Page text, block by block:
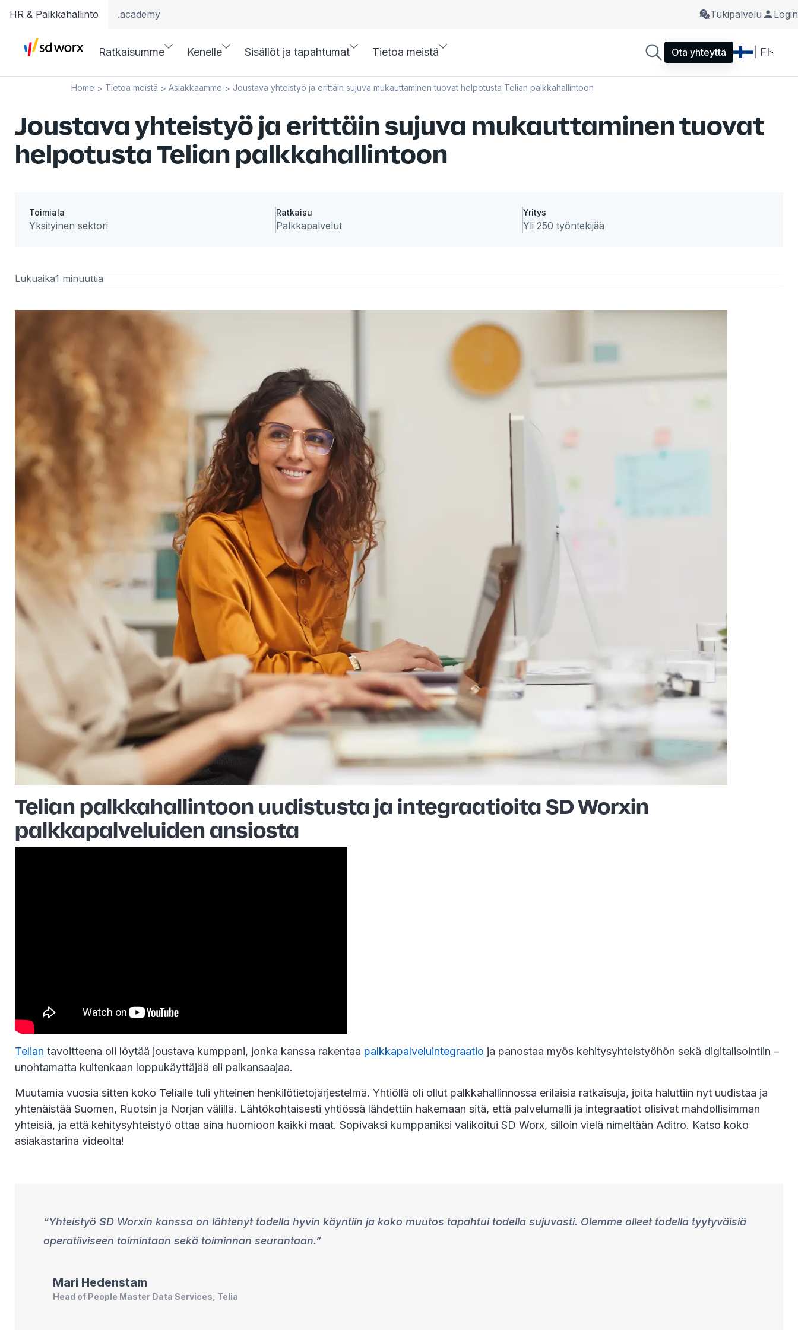
HR & Palkkahallinto .academy Tukipalvelu Login
Ratkaisumme Kenelle Sisällöt ja tapahtumat Tietoa meistä Ota yhteyttä | FI
Home > Tietoa meistä > Asiakkaamme > Joustava yhteistyö ja erittäin sujuva mukauttaminen tuovat helpotusta Telian palkkahallintoon
Joustava yhteistyö ja erittäin sujuva mukauttaminen tuovat
helpotusta Telian palkkahallintoon
Toimiala
Yksityinen sektori
Ratkaisu
Palkkapalvelut
Yritys
Yli 250 työntekijää
Lukuaika1 minuuttia
Telian palkkahallintoon uudistusta ja integraatioita SD Worxin
palkkapalveluiden ansiosta
Telian tavoitteena oli löytää joustava kumppani, jonka kanssa rakentaa palkkapalveluintegraatio ja panostaa myös kehitysyhteistyöhön sekä digitalisointiin –
unohtamatta kuitenkaan loppukäyttäjää eli palkansaajaa.
Muutamia vuosia sitten koko Telialle tuli yhteinen henkilötietojärjestelmä. Yhtiöllä oli ollut palkkahallinnossa erilaisia ratkaisuja, joita haluttiin nyt uudistaa ja
yhtenäistää Suomen, Ruotsin ja Norjan välillä. Lähtökohtaisesti yhtiössä lähdettiin hakemaan sitä, että palvelumalli ja integraatiot olisivat mahdollisimman
yhteisiä, ja että kehitysyhteistyö ottaa aina huomioon kaikki maat. Sopivaksi kumppaniksi valikoitui SD Worx, silloin vielä nimeltään Aditro. Katso koko
asiakastarina videolta!
Yhteistyö SD Worxin kanssa on lähtenyt todella hyvin käyntiin ja koko muutos tapahtui todella sujuvasti. Olemme olleet todella tyytyväisiä
operatiiviseen toimintaan sekä toiminnan seurantaan.
Mari Hedenstam
Head of People Master Data Services, Telia